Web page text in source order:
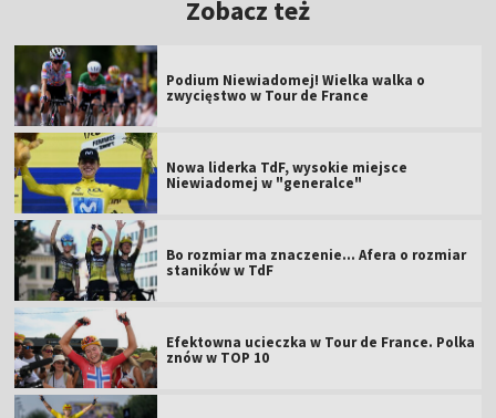
Zobacz też
Podium Niewiadomej! Wielka walka o
zwycięstwo w Tour de France
Nowa liderka TdF, wysokie miejsce
Niewiadomej w "generalce"
Bo rozmiar ma znaczenie... Afera o rozmiar
staników w TdF
Efektowna ucieczka w Tour de France. Polka
znów w TOP 10